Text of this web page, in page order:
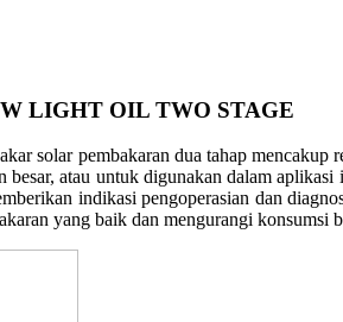
LIGHT OIL TWO STAGE
solar pembakaran dua tahap
besar, atau untuk digunakan dalam
indikasi pengoperasian dan
yang baik dan mengurangi